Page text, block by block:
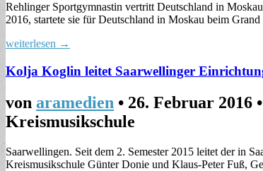
Rehlinger Sportgymnastin vertritt Deutschland in
2016, startete sie für Deutschland in Moskau beim
weiterlesen →
Kolja Koglin leitet Saarwellinger
von aramedien • 26. Februar 2016 •
Kreismusikschule
Saarwellingen. Seit dem 2. Semester 2015 leitet der in
Kreismusikschule Günter Donie und Klaus-Peter Fuß,